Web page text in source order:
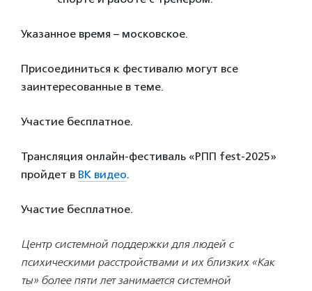
Указанное время – московское.
Присоединиться к фестивалю могут все
заинтересованные в теме.
Участие бесплатное.
Трансляция онлайн-фестиваль «РПП fest-2025»
пройдет в ВК видео.
Участие бесплатное.
Центр системной поддержки для людей с
психическими расстройствами и их близких «Как
ты» более пяти лет занимается системной